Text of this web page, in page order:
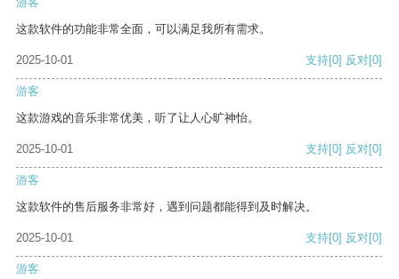
这款软件的功能非常全面，可以满足我所有需求。
2025-10-01 支持[0] 反对[0]
游客
这款游戏的音乐非常优美，听了让人心旷神怡。
2025-10-01 支持[0] 反对[0]
游客
这款软件的售后服务非常好，遇到问题都能得到及时解决。
2025-10-01 支持[0] 反对[0]
游客